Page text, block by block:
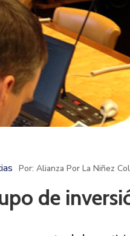
Por: Alianza Por La Niñez
de